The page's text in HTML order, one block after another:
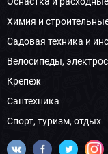
Химия и
Садовая техника и
Велосипеды,
Крепеж
Сантехника
Спорт, туризм, отдых